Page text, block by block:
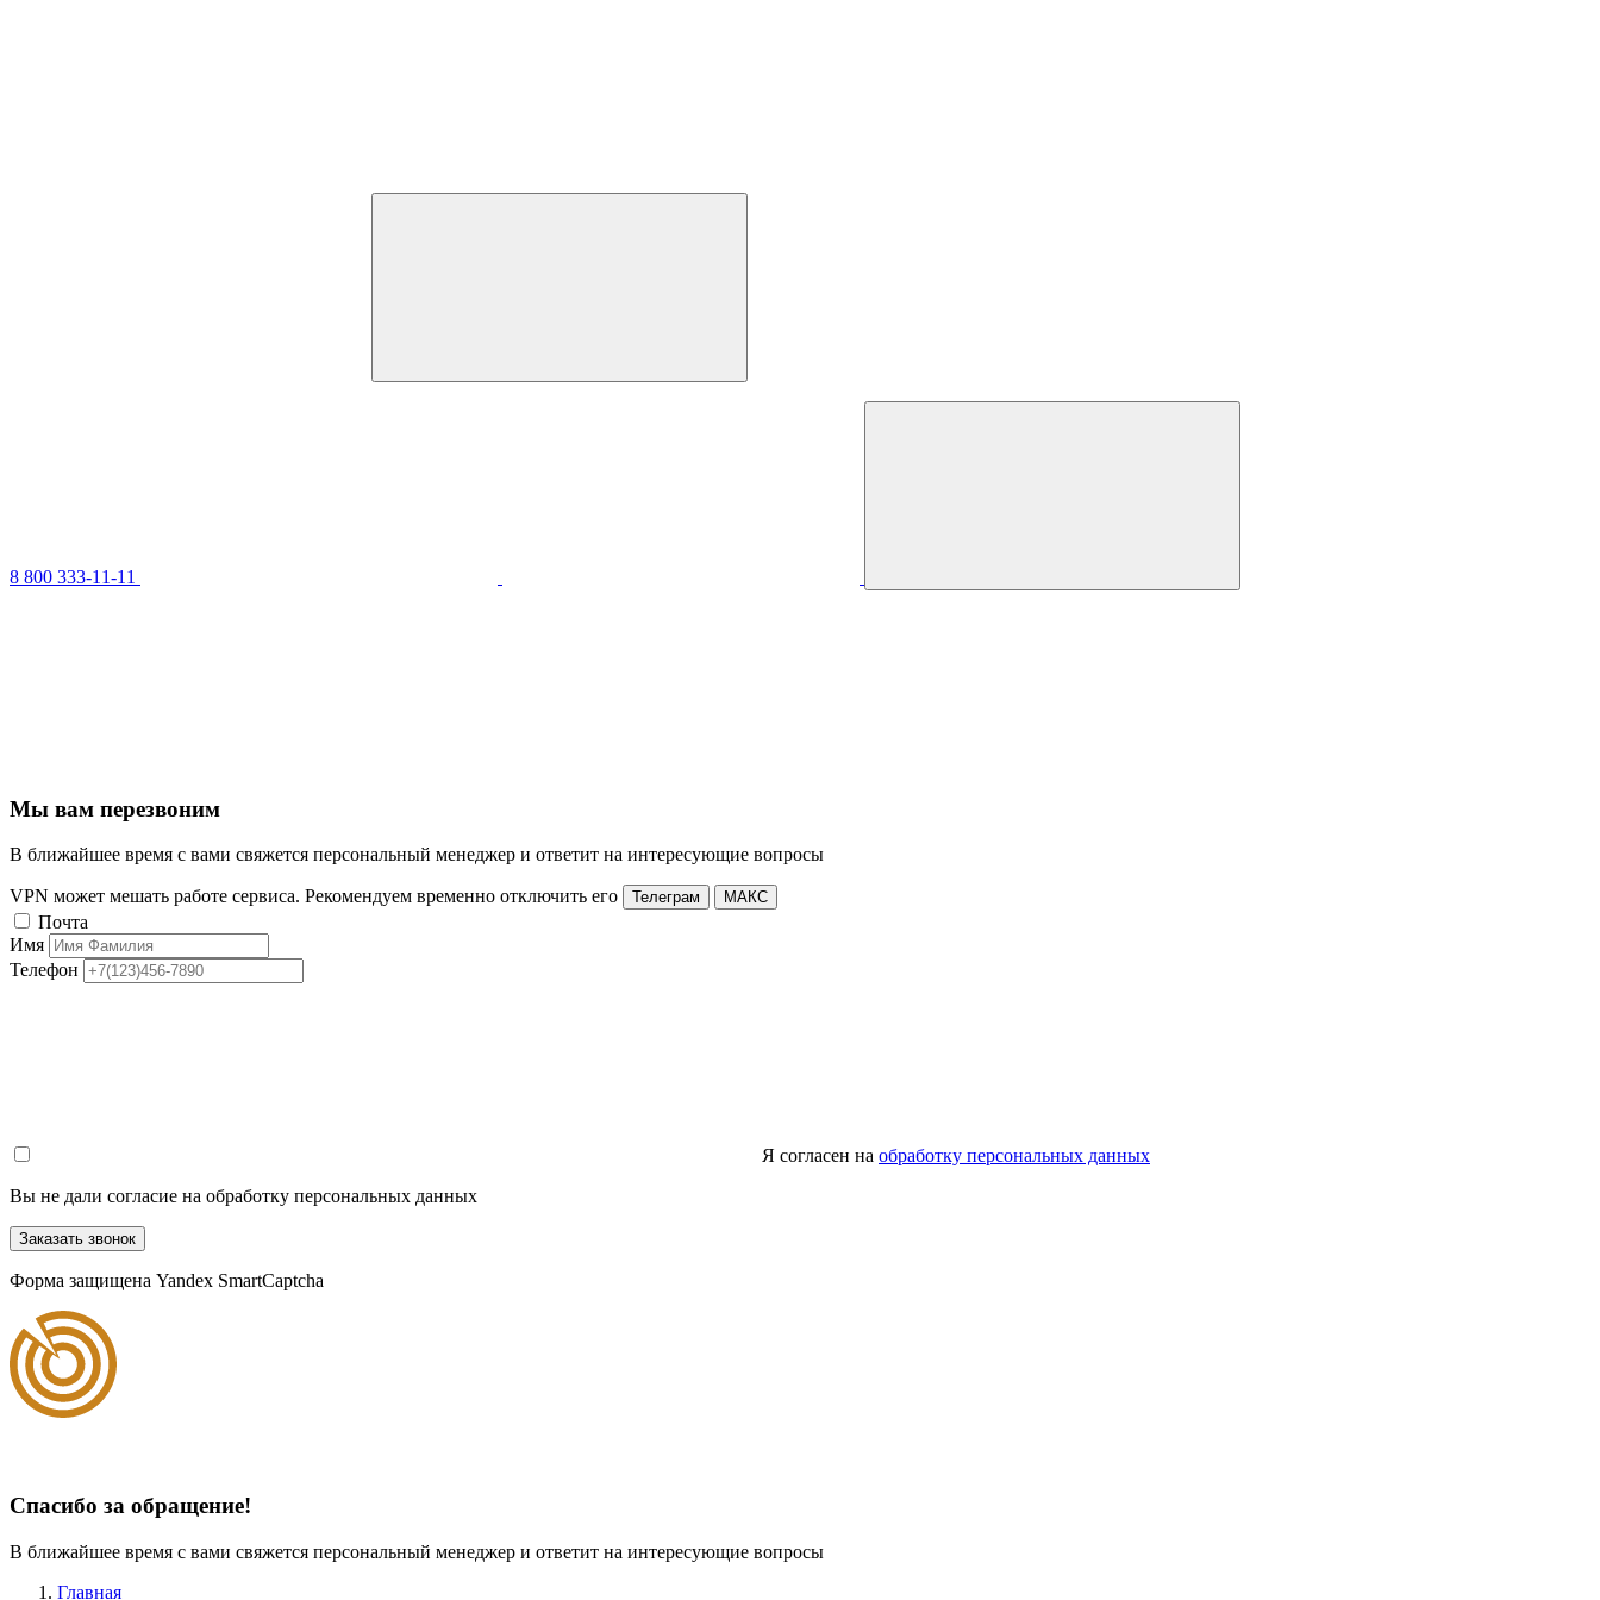
8 800 333-11-11
Мы вам перезвоним
В ближайшее время с вами свяжется персональный менеджер и ответит на интересующие вопросы
VPN может мешать работе сервиса. Рекомендуем временно отключить его Телеграм МАКС
Почта
Имя
Телефон
Я согласен на обработку персональных данных
Вы не дали согласие на обработку персональных данных
Заказать звонок
Форма защищена Yandex SmartCaptcha
Спасибо за обращение!
В ближайшее время с вами свяжется персональный менеджер и ответит на интересующие вопросы
Главная